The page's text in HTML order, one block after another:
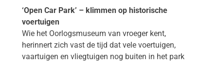
‘Open Car Park’ – klimmen op historische
voertuigen
Wie het Oorlogsmuseum van vroeger kent,
herinnert zich vast de tijd dat vele voertuigen,
vaartuigen en vliegtuigen nog buiten in het park